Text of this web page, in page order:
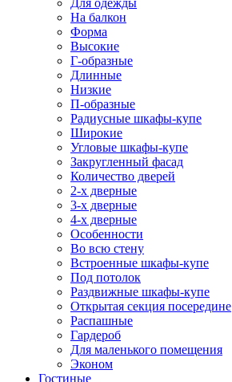
Для одежды
На балкон
Форма
Высокие
Г-образные
Длинные
Низкие
П-образные
Радиусные шкафы-купе
Широкие
Угловые шкафы-купе
Закругленный фасад
Количество дверей
2-х дверные
3-х дверные
4-х дверные
Особенности
Во всю стену
Встроенные шкафы-купе
Под потолок
Раздвижные шкафы-купе
Открытая секция посередине
Распашные
Гардероб
Для маленького помещения
Эконом
Гостиные